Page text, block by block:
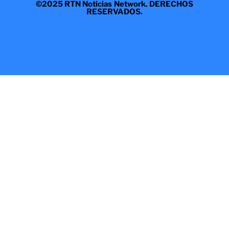
©2025 RTN Noticias Network. DERECHOS
RESERVADOS.